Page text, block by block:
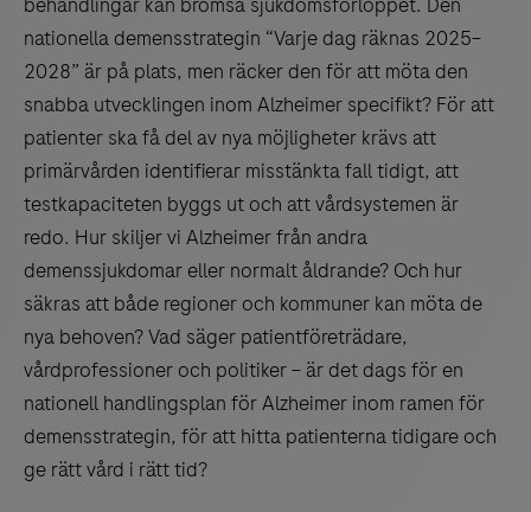
nationella demensstrategin “Varje dag räknas 2025–
2028” är på plats, men räcker den för att möta den
snabba utvecklingen inom Alzheimer specifikt? För att
patienter ska få del av nya möjligheter krävs att
primärvården identifierar misstänkta fall tidigt, att
testkapaciteten byggs ut och att vårdsystemen är
redo. Hur skiljer vi Alzheimer från andra
demenssjukdomar eller normalt åldrande? Och hur
säkras att både regioner och kommuner kan möta de
nya behoven? Vad säger patientföreträdare,
vårdprofessioner och politiker – är det dags för en
nationell handlingsplan för Alzheimer inom ramen för
demensstrategin, för att hitta patienterna tidigare och
ge rätt vård i rätt tid?